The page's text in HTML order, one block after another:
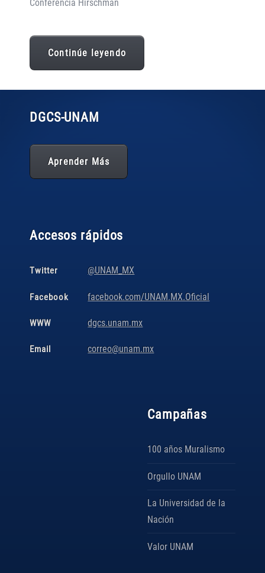
Conferencia Hirschman
Continúe leyendo
Campañas
100 años Muralismo
Orgullo UNAM
La Universidad de la
Nación
Valor UNAM
DGCS-UNAM
Aprender Más
Accesos rápidos
Twitter @UNAM_MX
Facebook facebook.com/UNAM.MX.Oficial
WWW dgcs.unam.mx
Email correo@unam.mx